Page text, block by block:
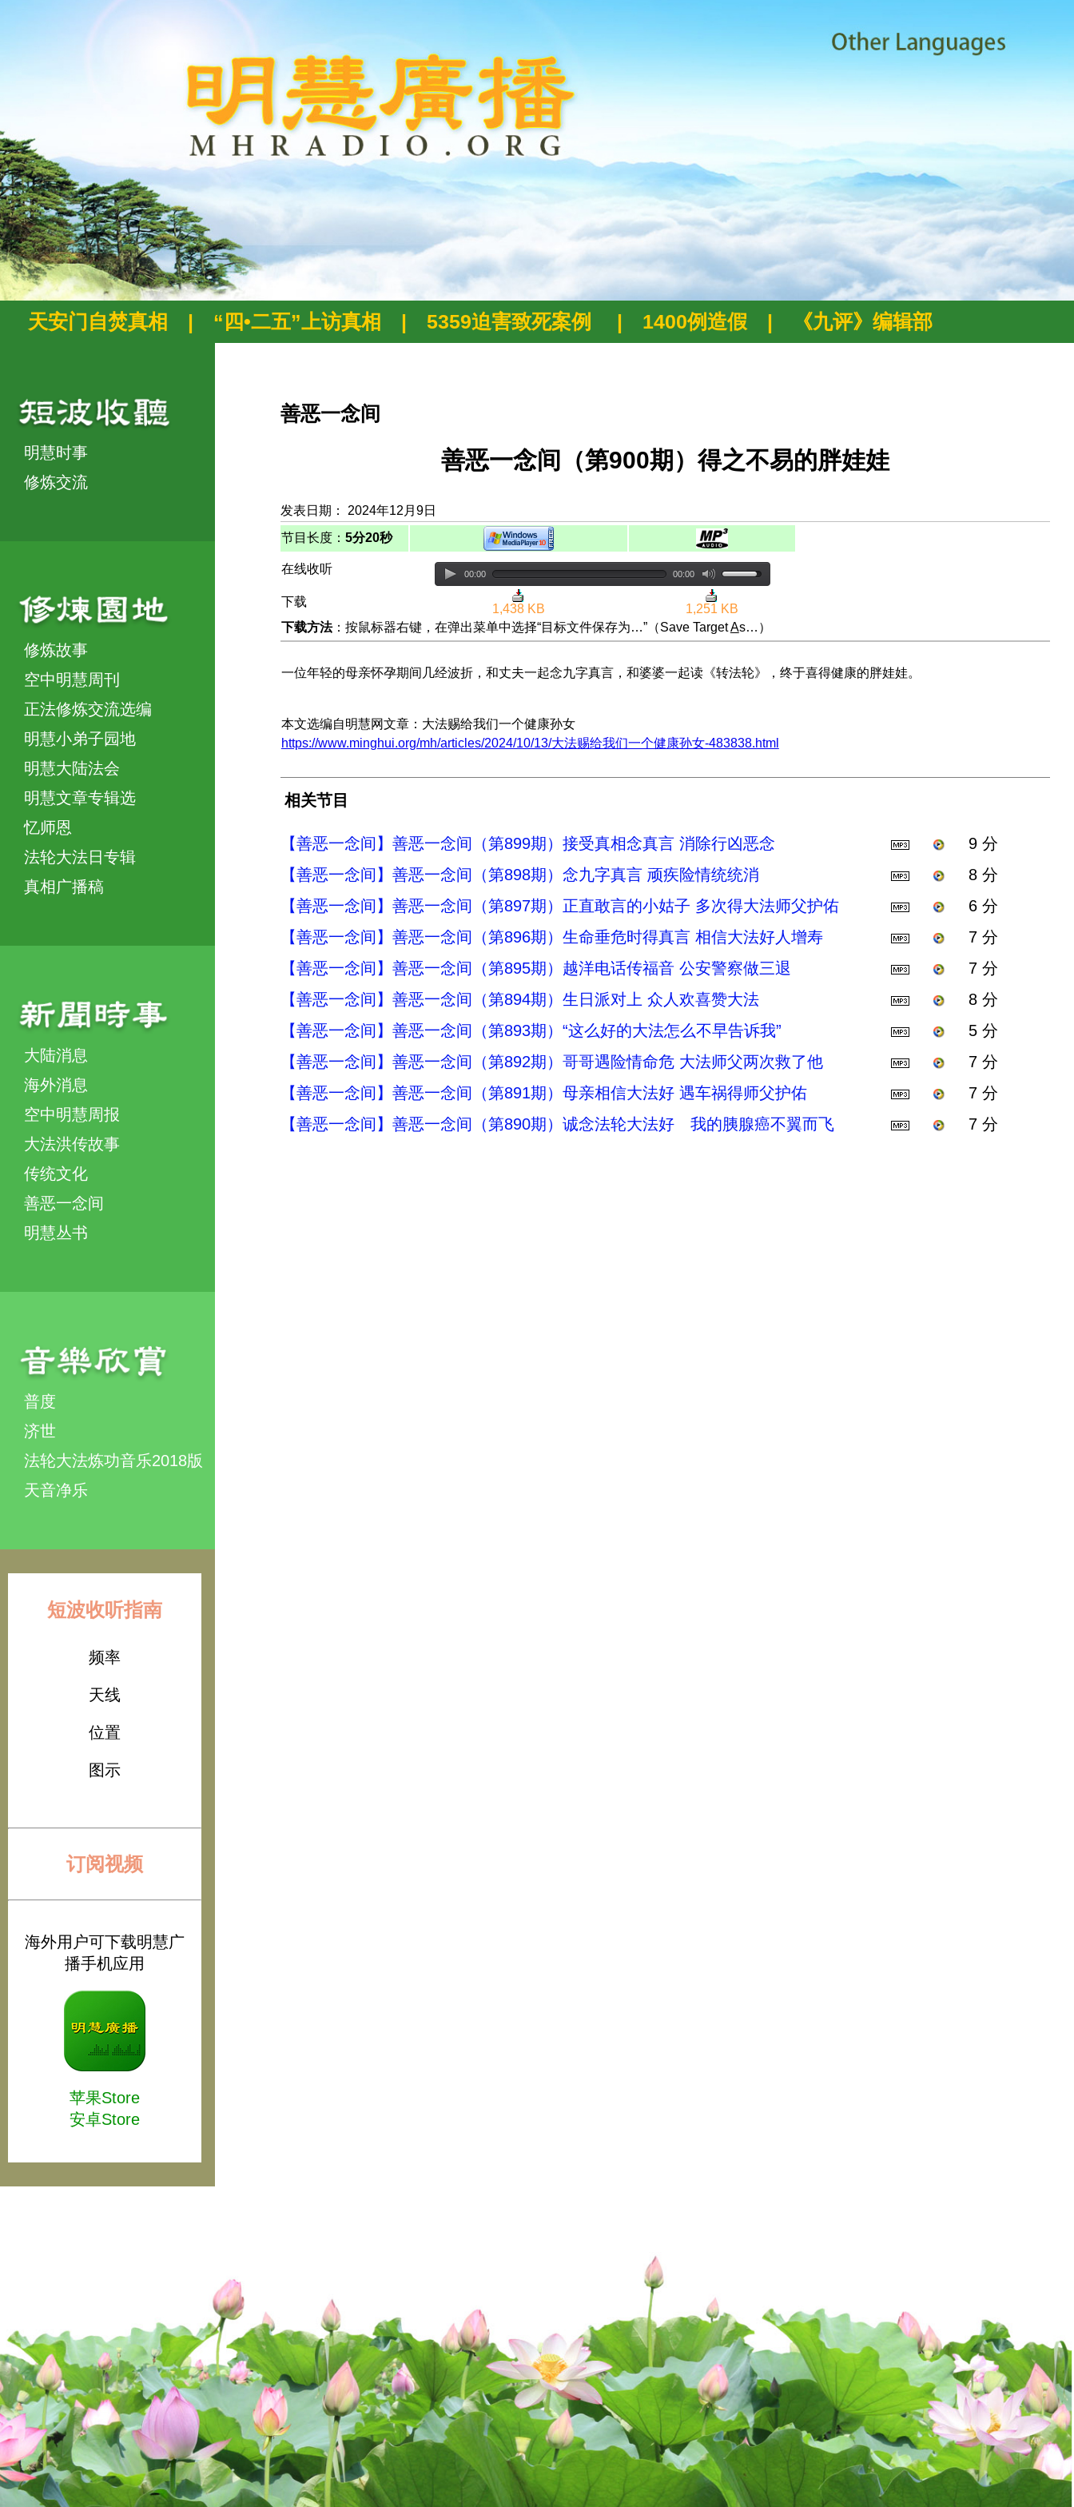
天安门自焚真相 | “四•二五”上访真相 | 5359迫害致死案例 | 1400例造假 | 《九评》编辑部
明慧时事
修炼交流
修炼故事
空中明慧周刊
正法修炼交流选编
明慧小弟子园地
明慧大陆法会
明慧文章专辑选
忆师恩
法轮大法日专辑
真相广播稿
大陆消息
海外消息
空中明慧周报
大法洪传故事
传统文化
善恶一念间
明慧丛书
普度
济世
法轮大法炼功音乐2018版
天音净乐
短波收听指南
频率
天线
位置
图示
订阅视频
海外用户可下载明慧广
播手机应用
苹果Store
安卓Store
善恶一念间
善恶一念间（第900期）得之不易的胖娃娃
发表日期： 2024年12月9日
节目长度： 5分20秒
在线收听 00:00 00:00
下载
1,438 KB
1,251 KB
下载方法：按鼠标器右键，在弹出菜单中选择“目标文件保存为…”（Save TargetAs…）
一位年轻的母亲怀孕期间几经波折，和丈夫一起念九字真言，和婆婆一起读《转法轮》，终于喜得健康的胖娃娃。
本文选编自明慧网文章：大法赐给我们一个健康孙女
https://www.minghui.org/mh/articles/2024/10/13/大法赐给我们一个健康孙女-483838.html
相关节目
【善恶一念间】善恶一念间（第899期）接受真相念真言 消除行凶恶念
9 分
【善恶一念间】善恶一念间（第898期）念九字真言 顽疾险情统统消
8 分
【善恶一念间】善恶一念间（第897期）正直敢言的小姑子 多次得大法师父护佑
6 分
【善恶一念间】善恶一念间（第896期）生命垂危时得真言 相信大法好人增寿
7 分
【善恶一念间】善恶一念间（第895期）越洋电话传福音 公安警察做三退
7 分
【善恶一念间】善恶一念间（第894期）生日派对上 众人欢喜赞大法
8 分
【善恶一念间】善恶一念间（第893期）“这么好的大法怎么不早告诉我”
5 分
【善恶一念间】善恶一念间（第892期）哥哥遇险情命危 大法师父两次救了他
7 分
【善恶一念间】善恶一念间（第891期）母亲相信大法好 遇车祸得师父护佑
7 分
【善恶一念间】善恶一念间（第890期）诚念法轮大法好 我的胰腺癌不翼而飞
7 分